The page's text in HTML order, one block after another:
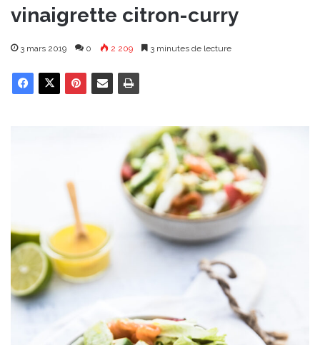
vinaigrette citron-curry
3 mars 2019 0 2 209 3 minutes de lecture